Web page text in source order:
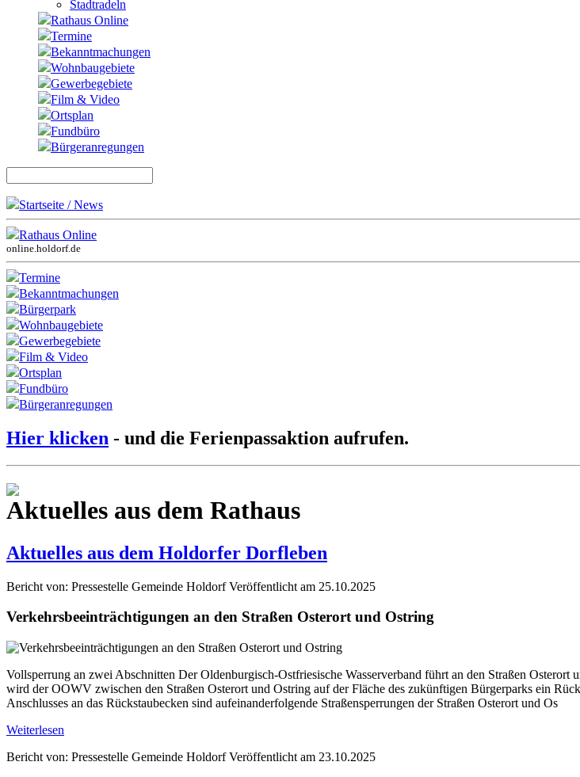
Stadtradeln
Rathaus Online
Termine
Bekanntmachungen
Wohnbaugebiete
Gewerbegebiete
Film & Video
Ortsplan
Fundbüro
Bürgeranregungen
Startseite / News
Rathaus Online
online.holdorf.de
Termine
Bekanntmachungen
Bürgerpark
Wohnbaugebiete
Gewerbegebiete
Film & Video
Ortsplan
Fundbüro
Bürgeranregungen
Hier klicken - und die Ferienpassaktion aufrufen.
Aktuelles aus dem Rathaus
Aktuelles aus dem Holdorfer Dorfleben
Bericht von: Pressestelle Gemeinde Holdorf Veröffentlicht am 25.10.2025
Verkehrsbeeinträchtigungen an den Straßen Osterort und Ostring
Vollsperrung an zwei Abschnitten Der Oldenburgisch-Ostfriesische Wasserverband führt an den Straßen
wird der OOWV zwischen den Straßen Osterort und Ostring auf der Fläche des zukünftigen Bürgerparks ein
Anschlusses an das Rückstaubecken sind aufeinanderfolgende Straßensperrungen der Straßen Osterort und Os
Weiterlesen
Bericht von: Pressestelle Gemeinde Holdorf Veröffentlicht am 23.10.2025